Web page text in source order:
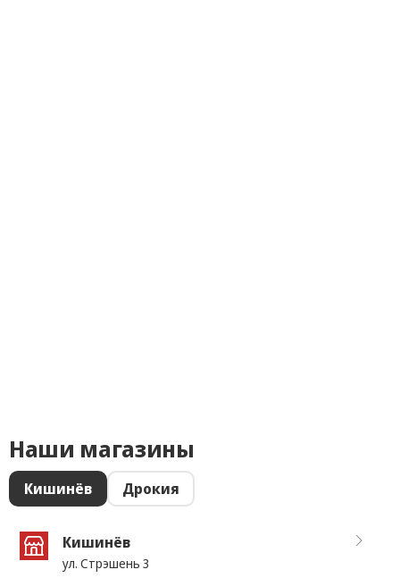
Наши магазины
Кишинёв Дрокия
Кишинёв
ул. Стрэшень 3